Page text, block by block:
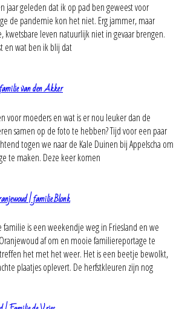
jaar geleden dat ik op pad ben geweest voor
de pandemie kon het niet. Erg jammer, maar
kwetsbare leven natuurlijk niet in gevaar brengen.
en wat ben ik blij dat
van den Akker
voor moeders en wat is er nou leuker dan de
samen op de foto te hebben? Tijd voor een paar
togen we naar de Kale Duinen bij Appelscha om
te maken. Deze keer komen
| familie Blonk
familie is een weekendje weg in Friesland en we
af om en mooie familiereportage te
het met het weer. Het is een beetje bewolkt,
plaatjes oplevert. De herfstkleuren zijn nog